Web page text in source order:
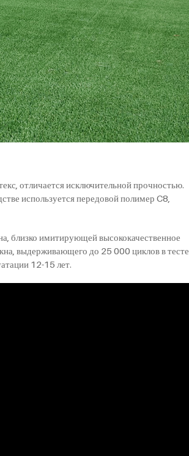
отличается исключительной прочностью.
используется передовой полимер C8,
близко имитирующей высококачественное
выдерживающего до 25 000 циклов в тесте
12-15 лет.